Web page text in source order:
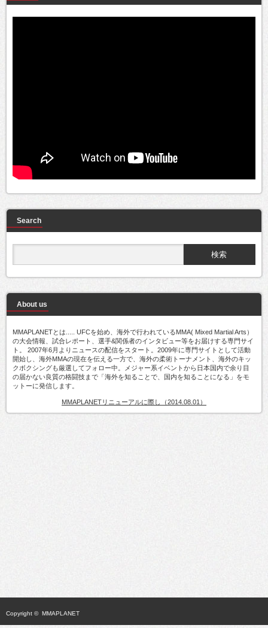
Search
About us
MMAPLANETとは..... UFCを始め、海外で行われているMMA( Mixed Martial Arts）
の大会情報、試合レポート、選手&関係者のインタビュー等をお届けする専門サイ
ト。 2007年6月よりニュースの配信をスタート。2009年に専門サイトとして活動
開始し、海外MMAの現在を伝える一方で、海外の柔術トーナメント、海外のキッ
クボクシングも厳選してフォロー中。メジャー系イベントから日本国内で余り目
の届かない良質の格闘技まで「海外を知ることで、国内を知ることになる」をモ
ットーに発信します。
MMAPLANETリニューアルに際し（2014.08.01）
Copyright © MMAPLANET